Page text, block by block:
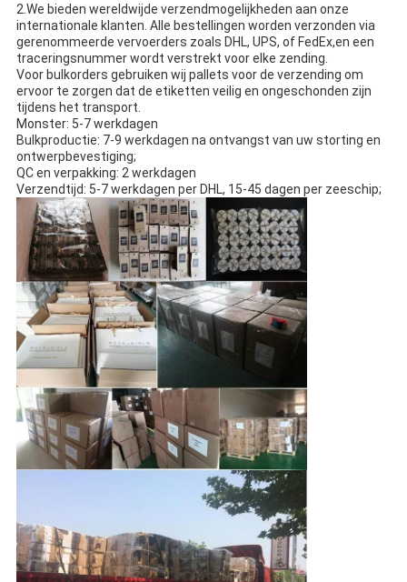
2.We bieden wereldwijde verzendmogelijkheden aan onze
internationale klanten. Alle bestellingen worden verzonden via
gerenommeerde vervoerders zoals DHL, UPS, of FedEx,en een
traceringsnummer wordt verstrekt voor elke zending.
Voor bulkorders gebruiken wij pallets voor de verzending om
ervoor te zorgen dat de etiketten veilig en ongeschonden zijn
tijdens het transport.
Monster: 5-7 werkdagen
Bulkproductie: 7-9 werkdagen na ontvangst van uw storting en
ontwerpbevestiging;
QC en verpakking: 2 werkdagen
Verzendtijd: 5-7 werkdagen per DHL, 15-45 dagen per zeeschip;